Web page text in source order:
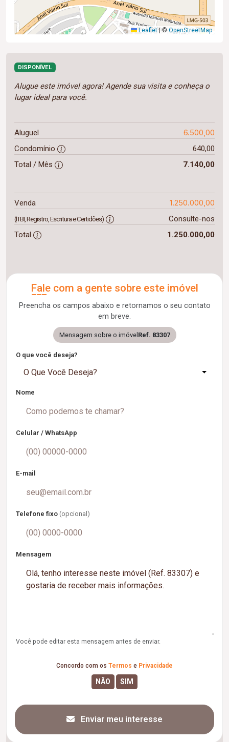
Leaflet |© OpenStreetMap
DISPONÍVEL
Alugue este imóvel agora! Agende sua visita e conheça o
lugar ideal para você.
Aluguel 6.500,00
Condomínio
640,00
Total / Mês
7.140,00
Venda 1.250.000,00
(ITBI, Registro, Escritura e Certidões)
Consulte-nos
Total
1.250.000,00
Fale com a gente sobre este imóvel
Preencha os campos abaixo e retornamos o seu contato
em breve.
Mensagem sobre o imóvel Ref. 83307
O que você deseja?
O Que Você Deseja?
Nome
Celular / WhatsApp
E-mail
Telefone fixo (opcional)
Mensagem
Você pode editar esta mensagem antes de enviar.
Concordo com os Termos e Privacidade
Enviar meu interesse